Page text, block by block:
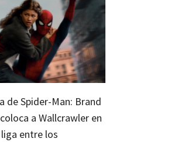
de Spider-Man: Brand
a Wallcrawler en
entre los